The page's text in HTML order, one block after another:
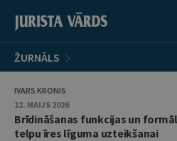
ŽURNĀLS
IVARS KRONIS
12. MAIJS 2026
Brīdināšanas funkcijas un
telpu īres līguma uzteikšanai